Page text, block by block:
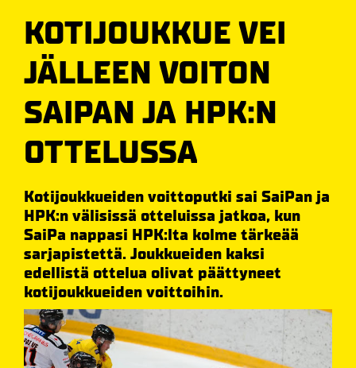
KOTIJOUKKUE VEI
JÄLLEEN VOITON
SAIPAN JA HPK:N
OTTELUSSA
Kotijoukkueiden voittoputki sai SaiPan ja
HPK:n välisissä otteluissa jatkoa, kun
SaiPa nappasi HPK:lta kolme tärkeää
sarjapistettä. Joukkueiden kaksi
edellistä ottelua olivat päättyneet
kotijoukkueiden voittoihin.